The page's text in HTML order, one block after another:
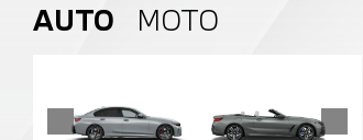
AUTO MOTO